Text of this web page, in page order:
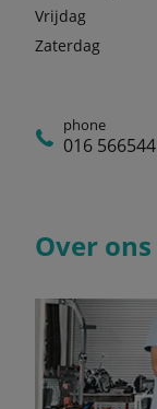
Vrijdag
Zaterdag
phone
016 566544
Over ons